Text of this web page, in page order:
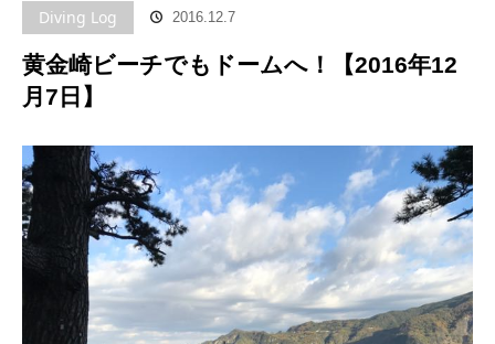
Diving Log 2016.12.7
黄金崎ビーチでもドームへ！【2016年12
月7日】